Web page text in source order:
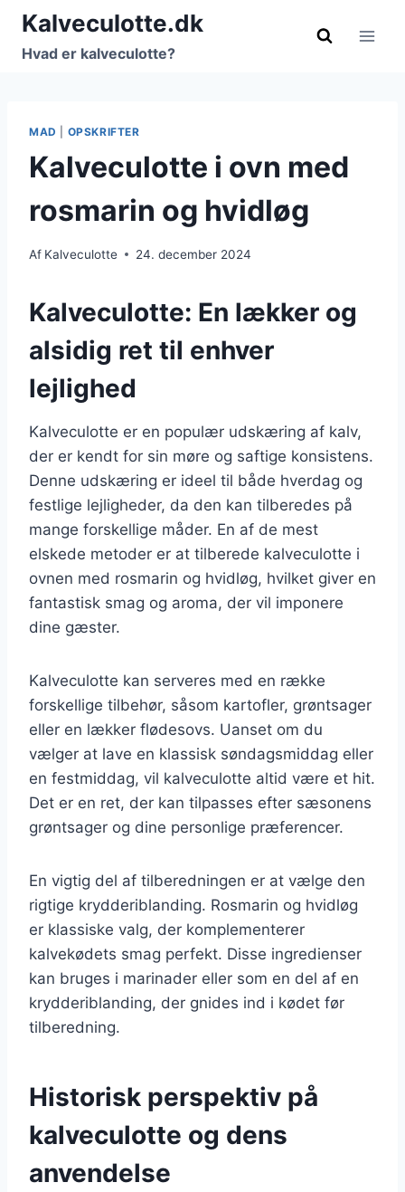
Fortsæt
indhold
Kalveculotte.dk
Hvad er kalveculotte?
MAD OPSKRIFTER
Kalveculotte i ovn med
rosmarin og hvidløg
Af Kalveculotte 24. december 2024
Kalveculotte: En lækker og
alsidig ret til enhver
lejlighed
Kalveculotte er en populær udskæring af kalv,
der er kendt for sin møre og saftige konsistens.
Denne udskæring er ideel til både hverdag og
festlige lejligheder, da den kan tilberedes på
mange forskellige måder. En af de mest
elskede metoder er at tilberede kalveculotte i
ovnen med rosmarin og hvidløg, hvilket giver en
fantastisk smag og aroma, der vil imponere
dine gæster.
Kalveculotte kan serveres med en række
forskellige tilbehør, såsom kartofler, grøntsager
eller en lækker flødesovs. Uanset om du
vælger at lave en klassisk søndagsmiddag eller
en festmiddag, vil kalveculotte altid være et hit.
Det er en ret, der kan tilpasses efter sæsonens
grøntsager og dine personlige præferencer.
En vigtig del af tilberedningen er at vælge den
rigtige krydderiblanding. Rosmarin og hvidløg
er klassiske valg, der komplementerer
kalvekødets smag perfekt. Disse ingredienser
kan bruges i marinader eller som en del af en
krydderiblanding, der gnides ind i kødet før
tilberedning.
Historisk perspektiv på
kalveculotte og dens
anvendelse